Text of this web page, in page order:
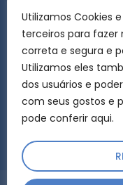
Utilizamos Cookies
terceiros para fazer
correta e segura e
Utilizamos eles
dos usuários e
com seus gostos e
pode conferir aqui.
FAQ
Blog
Contato
Comercial
Trabalhe Conosco